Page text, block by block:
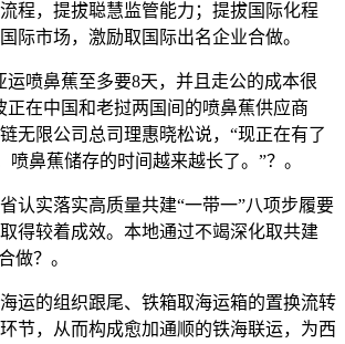
程，提拔聪慧监管能力；提拔国际化程
际市场，激励取国际出名企业合做。
喷鼻蕉至多要8天，并且走公的成本很
正在中国和老挝两国间的喷鼻蕉供应商
限公司总司理惠晓松说，“现正在有了
喷鼻蕉储存的时间越来越长了。”？。
实落实高质量共建“一带一”八项步履要
得较着成效。本地通过不竭深化取共建
做？。
的组织跟尾、铁箱取海运箱的置换流转
节，从而构成愈加通顺的铁海联运，为西